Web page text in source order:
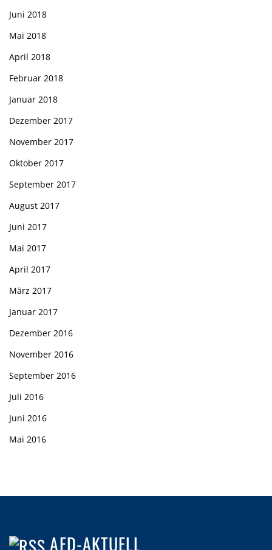
Juni 2018
Mai 2018
April 2018
Februar 2018
Januar 2018
Dezember 2017
November 2017
Oktober 2017
September 2017
August 2017
Juni 2017
Mai 2017
April 2017
März 2017
Januar 2017
Dezember 2016
November 2016
September 2016
Juli 2016
Juni 2016
Mai 2016
AFD-AKTUELL